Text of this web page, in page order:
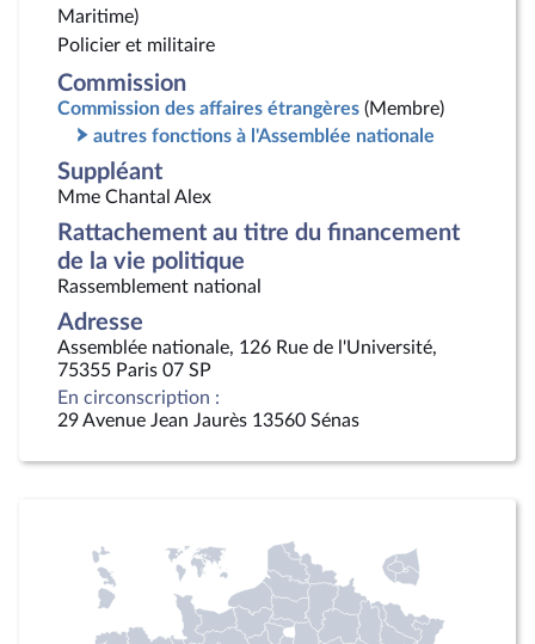
Maritime)
Policier et militaire
Commission
Commission des affaires étrangères (Membre)
autres fonctions à l'Assemblée nationale
Suppléant
Mme Chantal Alex
Rattachement au titre du financement
de la vie politique
Rassemblement national
Adresse
Assemblée nationale, 126 Rue de l'Université,
75355 Paris 07 SP
En circonscription :
29 Avenue Jean Jaurès 13560 Sénas